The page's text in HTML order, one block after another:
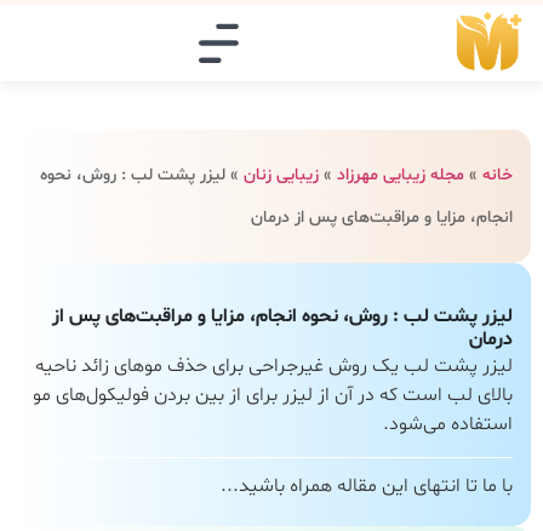
خانه » مجله زیبایی مهرزاد » زیبایی زنان » لیزر پشت لب : روش، نحوه
انجام، مزایا و مراقبت‌های پس از درمان
لیزر پشت لب : روش، نحوه انجام، مزایا و مراقبت‌های پس از
درمان
لیزر پشت لب یک روش غیرجراحی برای حذف موهای زائد ناحیه
بالای لب است که در آن از لیزر برای از بین بردن فولیکول‌های مو
استفاده می‌شود.
با ما تا انتهای این مقاله همراه باشید...